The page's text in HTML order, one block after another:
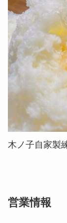
木ノ子自家製
営業情報